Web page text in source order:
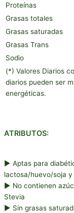
Proteínas
Grasas totales
Grasas saturadas
Grasas Trans
Sodio
(*) Valores Diarios
diarios pueden ser
energéticas.
ATRIBUTOS:
► Aptas para
lactosa/huevo/soja
► No contienen
Stevia
► Sin grasas